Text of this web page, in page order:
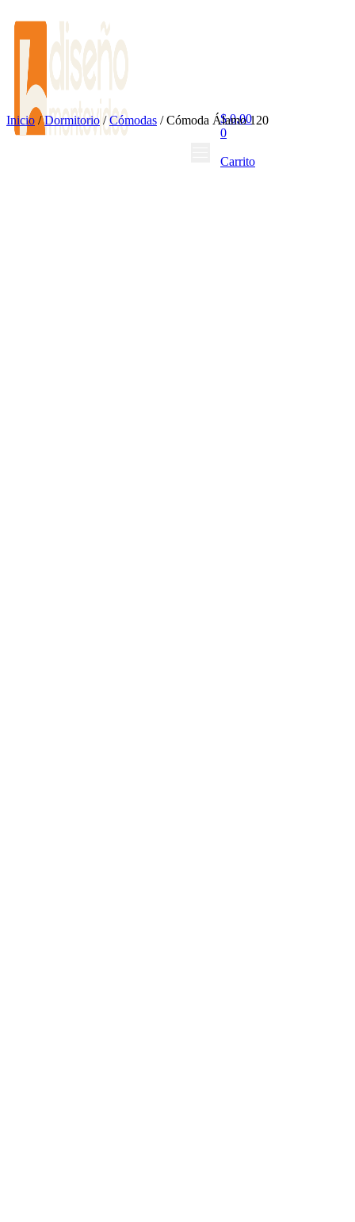
$0,00
0
Carrito
Inicio /Dormitorio /Cómodas / Cómoda Álamo 120